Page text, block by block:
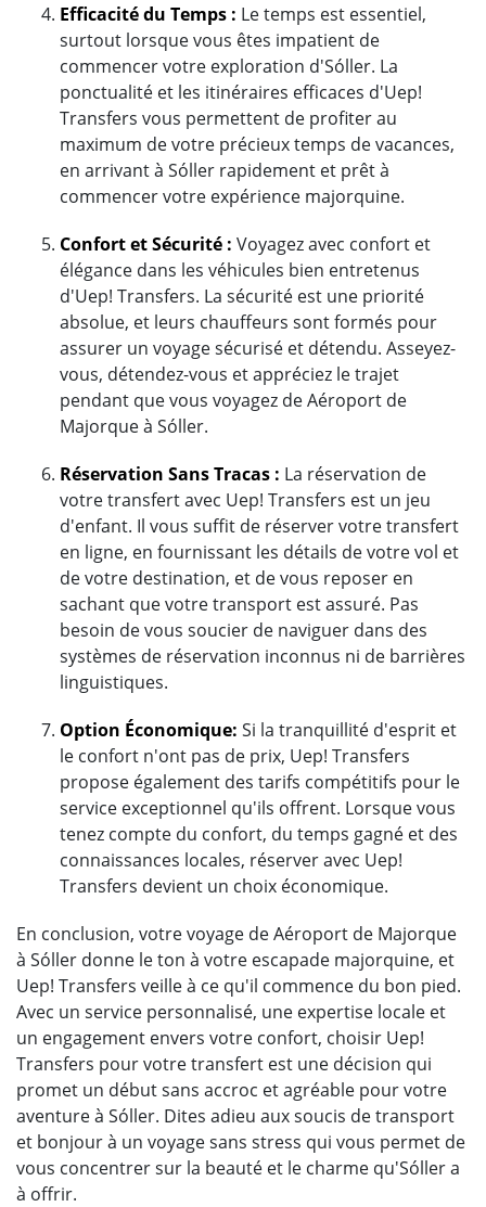
Efficacité du Temps : Le temps est essentiel,
surtout lorsque vous êtes impatient de
commencer votre exploration d'Sóller. La
ponctualité et les itinéraires efficaces d'Uep!
Transfers vous permettent de profiter au
maximum de votre précieux temps de vacances,
en arrivant à Sóller rapidement et prêt à
commencer votre expérience majorquine.
Confort et Sécurité : Voyagez avec confort et
élégance dans les véhicules bien entretenus
d'Uep! Transfers. La sécurité est une priorité
absolue, et leurs chauffeurs sont formés pour
assurer un voyage sécurisé et détendu. Asseyez-
vous, détendez-vous et appréciez le trajet
pendant que vous voyagez de Aéroport de
Majorque à Sóller.
Réservation Sans Tracas : La réservation de
votre transfert avec Uep! Transfers est un jeu
d'enfant. Il vous suffit de réserver votre transfert
en ligne, en fournissant les détails de votre vol et
de votre destination, et de vous reposer en
sachant que votre transport est assuré. Pas
besoin de vous soucier de naviguer dans des
systèmes de réservation inconnus ni de barrières
linguistiques.
Option Économique: Si la tranquillité d'esprit et
le confort n'ont pas de prix, Uep! Transfers
propose également des tarifs compétitifs pour le
service exceptionnel qu'ils offrent. Lorsque vous
tenez compte du confort, du temps gagné et des
connaissances locales, réserver avec Uep!
Transfers devient un choix économique.
En conclusion, votre voyage de Aéroport de Majorque
à Sóller donne le ton à votre escapade majorquine, et
Uep! Transfers veille à ce qu'il commence du bon pied.
Avec un service personnalisé, une expertise locale et
un engagement envers votre confort, choisir Uep!
Transfers pour votre transfert est une décision qui
promet un début sans accroc et agréable pour votre
aventure à Sóller. Dites adieu aux soucis de transport
et bonjour à un voyage sans stress qui vous permet de
vous concentrer sur la beauté et le charme qu'Sóller a
à offrir.